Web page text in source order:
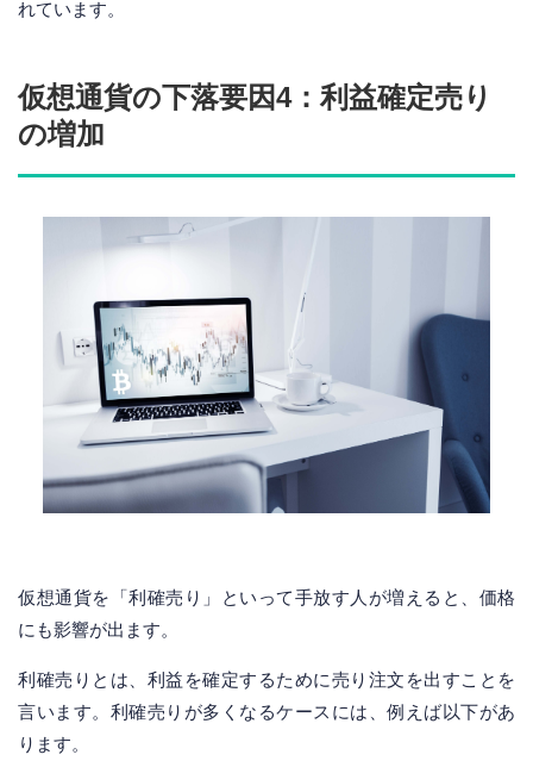
れています。
仮想通貨の下落要因4：利益確定売り
の増加
仮想通貨を「利確売り」といって手放す人が増えると、価格
にも影響が出ます。
利確売りとは、利益を確定するために売り注文を出すことを
言います。利確売りが多くなるケースには、例えば以下があ
ります。